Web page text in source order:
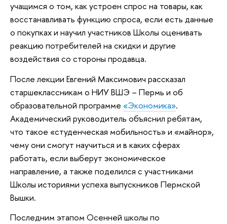
учащимся о том, как устроен спрос на товары, как
восстанавливать функцию спроса, если есть данные
о покупках и научил участников Школы оценивать
реакцию потребителей на скидки и другие
воздействия со стороны продавца.
После лекции Евгений Максимович рассказал
старшеклассникам о НИУ ВШЭ – Пермь и об
образовательной программе «Экономика».
Академический руководитель объяснил ребятам,
что такое «студенческая мобильность» и «майнор»,
чему они смогут научиться и в каких сферах
работать, если выберут экономическое
направление, а также поделился с участниками
Школы историями успеха выпускников Пермской
Вышки.
Последним этапом Осенней школы по